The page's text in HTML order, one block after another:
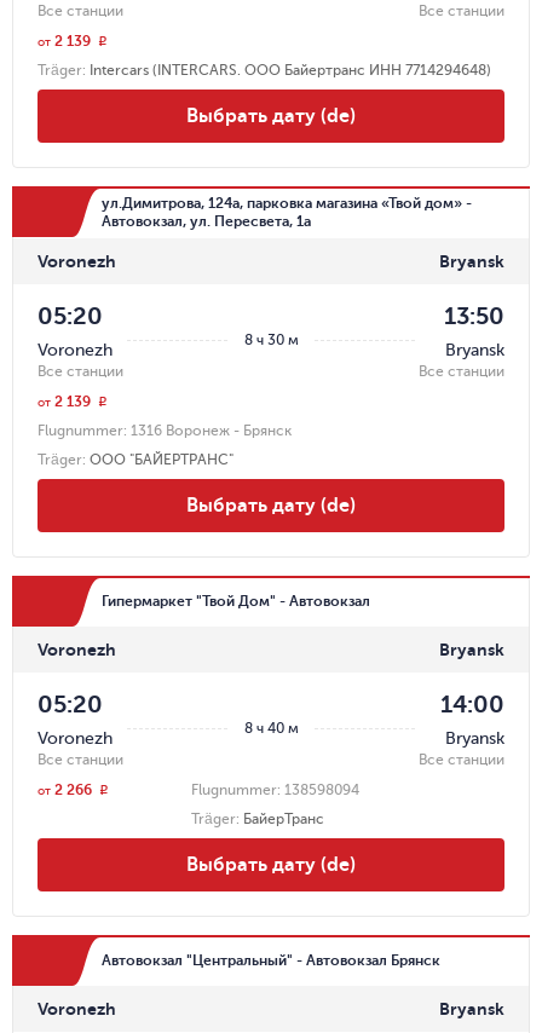
Все станции Все станции
Träger: Intercars (INTERCARS. ООО Байертранс ИНН 7714294648)
от 2 139 r
Выбрать дату (de)
ул.Димитрова, 124а, парковка магазина «Твой дом» -
Автовокзал, ул. Пересвета, 1а
Voronezh Bryansk
8 ч 30 м
05:20
Voronezh
Все станции
13:50
Bryansk
Все станции
Flugnummer: 1316 Воронеж - Брянск
Träger: ООО "БАЙЕРТРАНС"
от 2 139 r
Выбрать дату (de)
Гипермаркет "Твой Дом" - Автовокзал
Voronezh Bryansk
8 ч 40 м
05:20
Voronezh
Все станции
14:00
Bryansk
Все станции
Flugnummer: 138598094
Träger: БайерТранс
от 2 266 r
Выбрать дату (de)
Автовокзал "Центральный" - Автовокзал Брянск
Voronezh Bryansk